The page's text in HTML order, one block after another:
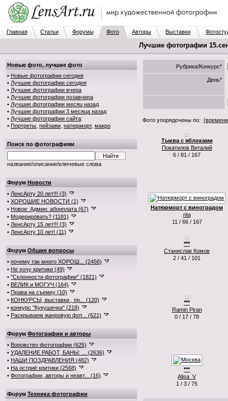
Главная Статьи Форумы Фото Авторы Выставки
Лучшие фотографии
Новые фото, лучшие фото
• Новые фотографии сегодня
• Лучшие фотографии сегодня
• Лучшие фотографии вчера
• Лучшие фотографии позавчера
• Лучшие фотографии месяц назад
• Лучшие фотографии 3 месяца назад
• Лучшие фотографии сайта:
• Портреты пейзажи натюрморт, макро
Поиск по фотографиям
название/описание/ключевые слова
Форум Новости
• ЛенсАрту 20 лет!!! (3)
• ХОРОШИЕ НОВОСТИ (1)
• Новое: Админ: абонплата (67)
• Модерировать? (1181)
• ЛенсАрту 15 лет!!! (3)
• ЛенсАрту 10 лет! (11)
Форум Общие вопросы
• почему так много ХОРОШ... (2456)
• Не хочу критики (49)
• "Склонности фотографии" (1821)
• ВЕЛИК и МОГУЧ (164)
• Права на съемку (10)
• КОНКУРСЫ, выставки , пр... (120)
• конкурс "Кукушечка" (218)
• Раскрываем жанровую фот... (621)
Форум Фотографии и авторы
• Воровство фотографии (625)
• УДАЛЕНИЕ РАБОТ, БАНЫ: ... (2636)
• НАШИ ПОЗДРАВЛЕНИЯ (482)
• На остриё критики (2568)
• Фотографии, авторы и неавт... (16)
Форум Техника фотографии
Рубрика/Конкурс*
День*
Фото упорядочены по: (времени
Тыква с яблоками
Покатилов Виталий
6 / 81 / 167
Натюрморт с виноградом
rita
11 / 66 / 167
***
Станислав Комов
2 / 41 / 101
***
Ramin Piran
0 / 17 / 78
***
Alisa_V
1 / 3 / 75